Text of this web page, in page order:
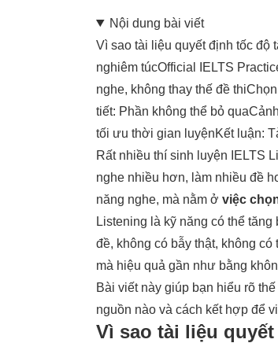
Nội dung bài viết
Vì sao tài liệu quyết định tốc độ
nghiêm túcOfficial IELTS
nghe, không thay thế đề thi
tiết: Phần không thể bỏ qua
tối ưu thời gian luyệnKết luận:
Rất nhiều thí sinh luyện
IELTS
nghe nhiều hơn, làm nhiều đề
năng nghe, mà nằm ở việc
Listening là kỹ năng có thể
đề, không có bẫy thật, không
mà hiệu quả gần như bằng
Bài viết này giúp bạn hiểu rõ
nguồn nào và cách kết hợp để
Vì sao tài liệu